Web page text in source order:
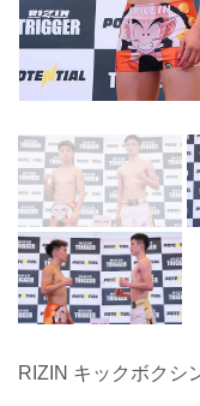
RIZIN キックボクシ